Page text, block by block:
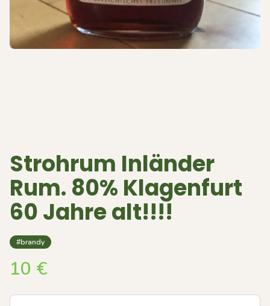
Strohrum Inländer
Rum. 80% Klagenfurt
60 Jahre alt!!!!
#brandy
10 €